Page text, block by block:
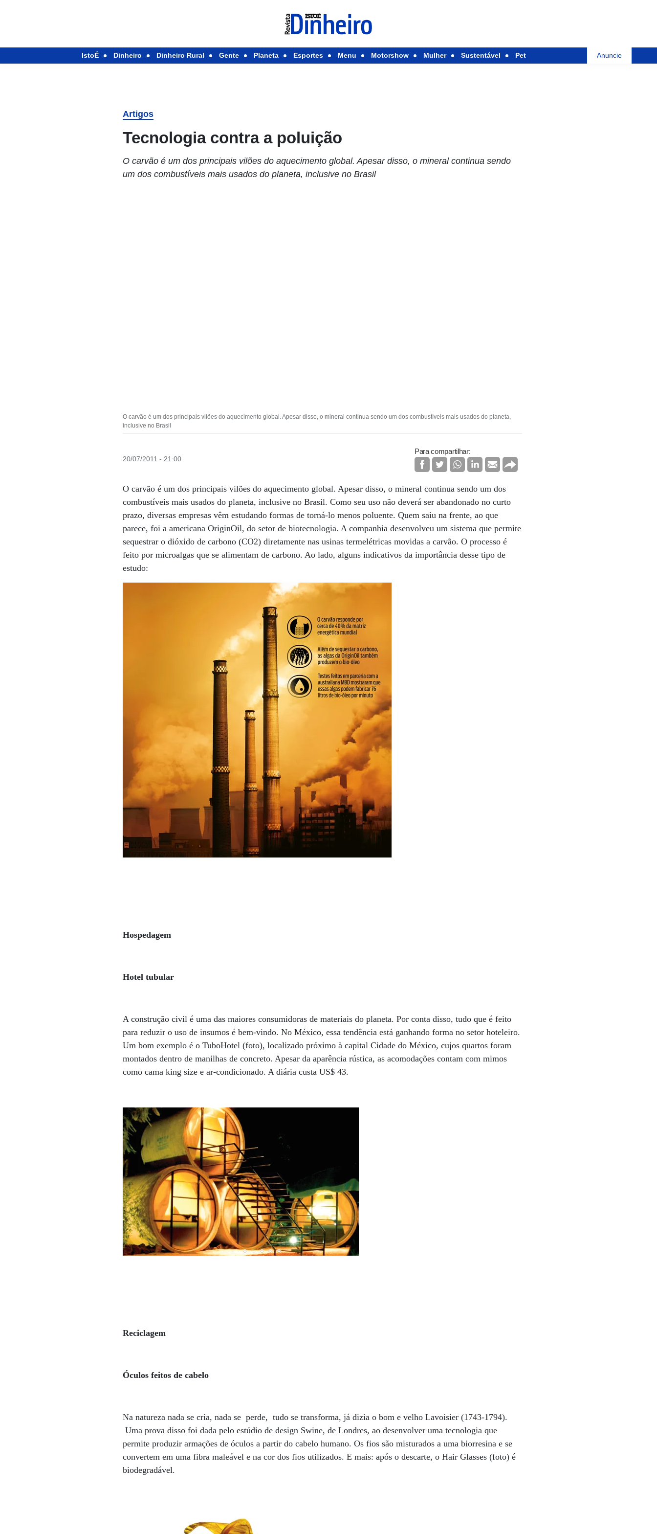
IstoÉ Dinheiro Dinheiro Rural Gente Planeta Esportes Menu Motorshow Mulher Sustentável Pet Anuncie
Artigos
Tecnologia contra a poluição
O carvão é um dos principais vilões do aquecimento global. Apesar disso, o mineral continua sendo
um dos combustíveis mais usados do planeta, inclusive no Brasil
O carvão é um dos principais vilões do aquecimento global. Apesar disso, o mineral continua sendo um dos combustíveis mais usados do planeta,
inclusive no Brasil
20/07/2011 - 21:00
Para compartilhar:
O carvão é um dos principais vilões do aquecimento global. Apesar disso, o mineral continua sendo um dos
combustíveis mais usados do planeta, inclusive no Brasil. Como seu uso não deverá ser abandonado no curto
prazo, diversas empresas vêm estudando formas de torná-lo menos poluente. Quem saiu na frente, ao que
parece, foi a americana OriginOil, do setor de biotecnologia. A companhia desenvolveu um sistema que permite
sequestrar o dióxido de carbono (CO2) diretamente nas usinas termelétricas movidas a carvão. O processo é
feito por microalgas que se alimentam de carbono. Ao lado, alguns indicativos da importância desse tipo de
estudo:
Hospedagem
Hotel tubular
A construção civil é uma das maiores consumidoras de materiais do planeta. Por conta disso, tudo que é feito
para reduzir o uso de insumos é bem-vindo. No México, essa tendência está ganhando forma no setor hoteleiro.
Um bom exemplo é o TuboHotel (foto), localizado próximo à capital Cidade do México, cujos quartos foram
montados dentro de manilhas de concreto. Apesar da aparência rústica, as acomodações contam com mimos
como cama king size e ar-condicionado. A diária custa US$ 43.
Reciclagem
Óculos feitos de cabelo
Na natureza nada se cria, nada se perde, tudo se transforma, já dizia o bom e velho Lavoisier (1743-1794).
Uma prova disso foi dada pelo estúdio de design Swine, de Londres, ao desenvolver uma tecnologia que
permite produzir armações de óculos a partir do cabelo humano. Os fios são misturados a uma biorresina e se
convertem em uma fibra maleável e na cor dos fios utilizados. E mais: após o descarte, o Hair Glasses (foto) é
biodegradável.